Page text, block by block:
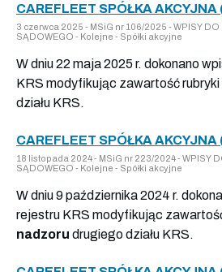
CAREFLEET SPÓŁKA
3 czerwca 2025 - MSiG nr 106/2025 - WPISY
SĄDOWEGO - Kolejne - Spółki akcyjne
W dniu 22 maja 2025 r. dokonano
KRS modyfikując zawartość rubryki
działu KRS.
CAREFLEET SPÓŁKA
18 listopada 2024 - MSiG nr 223/2024 - WPISY
SĄDOWEGO - Kolejne - Spółki akcyjne
W dniu 9 października 2024 r.
rejestru KRS modyfikując
nadzoru drugiego działu KRS.